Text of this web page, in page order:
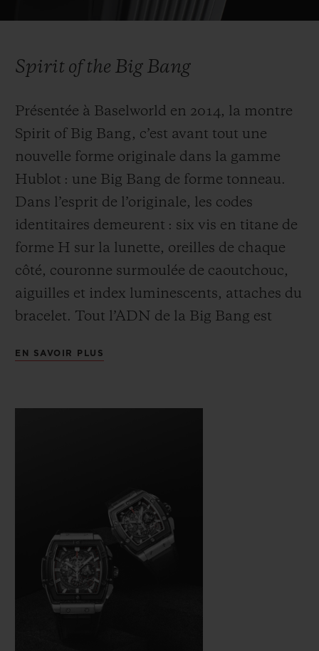
caoutchouc. Le bracelet, doté du système «
aisée, se présente pour la première fois en
caoutchouc structuré et ligné. Cinq ans plus
tard, la Big Bang est repensée pour
s’adapter à toutes les tailles de poignet et
séduire tant les hommes que les femmes.
Son nouveau boîtier unisexe, réduit de 45
mm à 42 mm de diamètre, intègre une
version entièrement recalibrée du
mouvement Unico, dont les innovations
techniques font l’objet de quatre brevets.
Spirit of the Big Bang
Présentée à Baselworld en 2014, la montre
Spirit of Big Bang, c’est avant tout une
nouvelle forme originale dans la gamme
Hublot : une Big Bang de forme tonneau.
Dans l’esprit de l’originale, les codes
identitaires demeurent : six vis en titane de
forme H sur la lunette, oreilles de chaque
côté, couronne surmoulée de caoutchouc,
aiguilles et index luminescents, attaches du
bracelet. Tout l’ADN de la Big Bang est
construction « sandwich » offrant une
couleurs et de finitions.
s’exprime aussi dans le mariage des métaux
précieux, high-tech ou naturels. Elle
embarque un mouvement chronographe El
Primero (5Hz) « hublotisé », reconnu comme
l’un des meilleurs du marché, squeletté et
retravaillé dans son architecture et ses
EN SAVOIR PLUS